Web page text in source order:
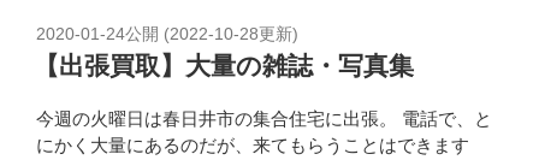
2020-01-24公開 (2022-10-28更新)
【出張買取】大量の雑誌・写真集
今週の火曜日は春日井市の集合住宅に出張。 電話で、と
にかく大量にあるのだが、来てもらうことはできます